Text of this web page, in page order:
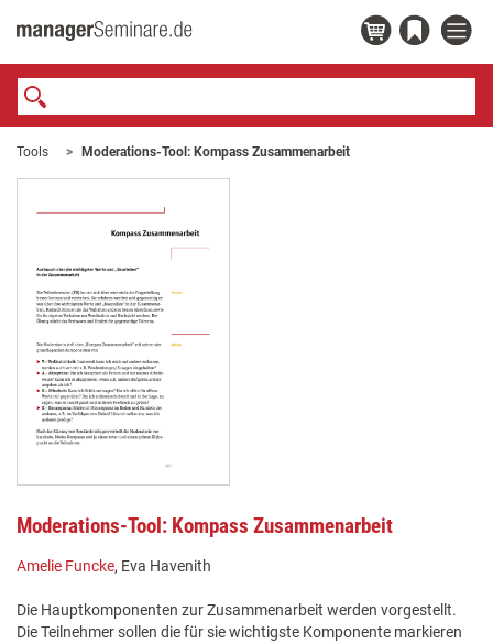
Tools Moderations-Tool: Kompass Zusammenarbeit
Moderations-Tool: Kompass Zusammenarbeit
Amelie Funcke, Eva Havenith
Die Hauptkomponenten zur Zusammenarbeit werden vorgestellt.
Die Teilnehmer sollen die für sie wichtigste Komponente markieren